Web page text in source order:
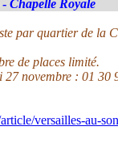
- Chapelle Royale
par quartier de la
de places limité.
novembre : 01 30
versailles-au-